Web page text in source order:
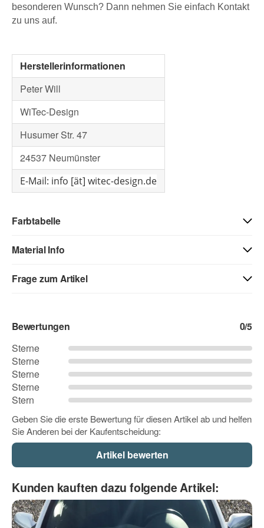
besonderen Wunsch? Dann nehmen Sie einfach Kontakt
zu uns auf.
Herstellerinformationen
Peter Will
WiTec-Design
Husumer Str. 47
24537 Neumünster
E-Mail: info [ät] witec-design.de
Farbtabelle
06 - orange 07 - hellrot 08 - rot
10 - pink 12 - flieder
15 - lichtblau 16 - hellblau 17 - dunkelblau
Material Info
Frage zum Artikel
Vorname
Nachname
Firma
E-Mail
Bewertungen 0/5
Sterne
Sterne
Sterne
Sterne
Stern
Geben Sie die erste Bewertung für diesen Artikel ab und helfen
Sie Anderen bei der Kaufentscheidung:
Kunden kauften dazu folgende Artikel: